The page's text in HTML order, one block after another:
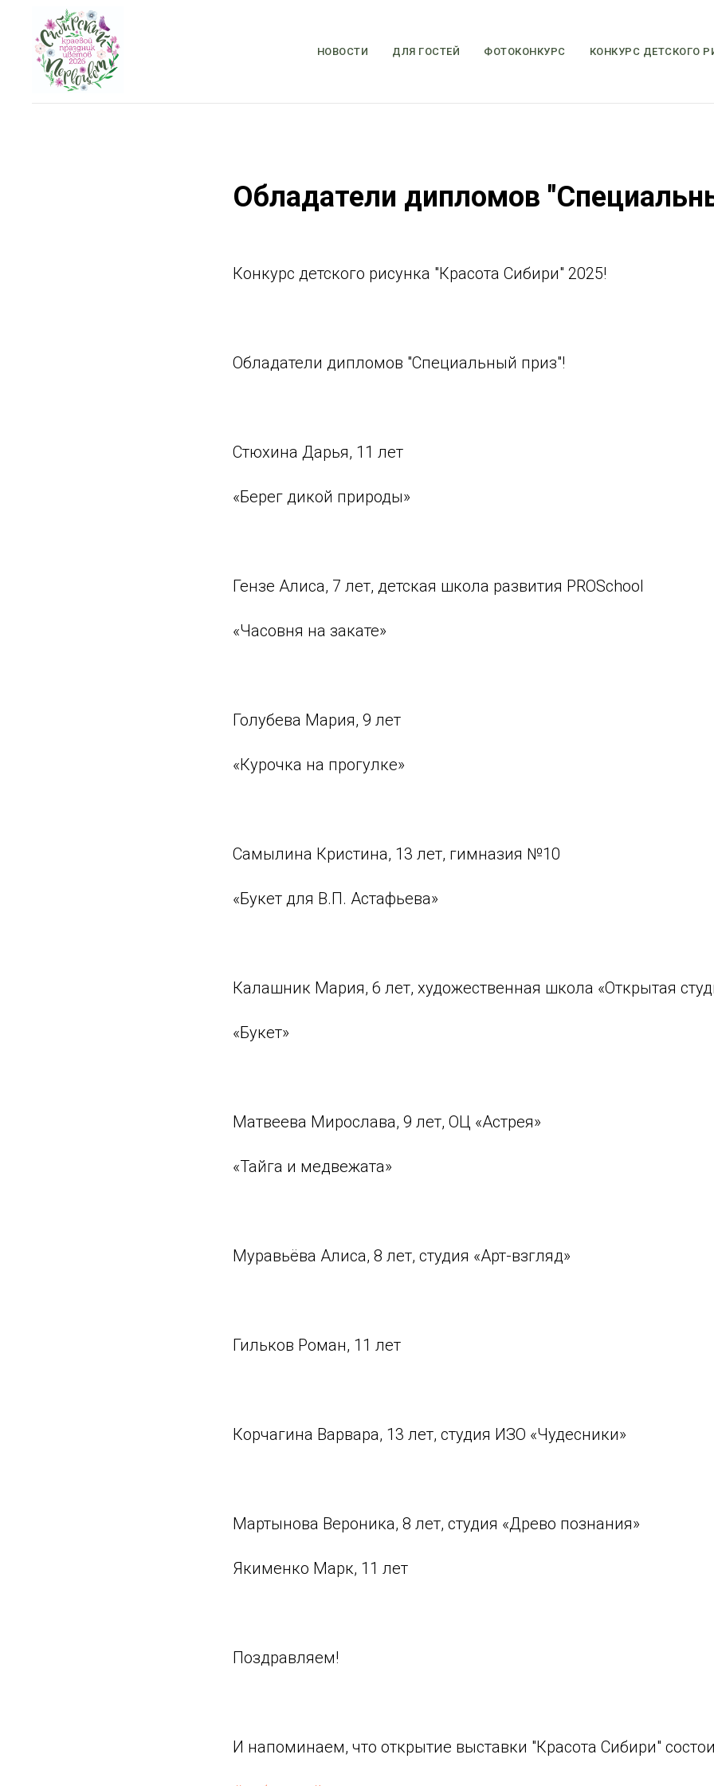
НОВОСТИ ДЛЯ ГОСТЕЙ ФОТОКОНКУРС КОНКУРС ДЕТСКОГО
Обладатели дипломов
Конкурс детского рисунка "Красота Сибири" 2025!
Обладатели дипломов "Специальный приз"!
Стюхина Дарья, 11 лет
«Берег дикой природы»
Гензе Алиса, 7 лет, детская школа развития PROSchool
«Часовня на закате»
Голубева Мария, 9 лет
«Курочка на прогулке»
Самылина Кристина, 13 лет, гимназия №10
«Букет для В.П. Астафьева»
Калашник Мария, 6 лет, художественная школа «Открытая
«Букет»
Матвеева Мирослава, 9 лет, ОЦ «Астрея»
«Тайга и медвежата»
Муравьёва Алиса, 8 лет, студия «Арт-взгляд»
Гильков Роман, 11 лет
Корчагина Варвара, 13 лет, студия ИЗО «Чудесники»
Мартынова Вероника, 8 лет, студия «Древо познания»
Якименко Марк, 11 лет
Поздравляем!
И напоминаем, что открытие выставки "Красота Сибири"